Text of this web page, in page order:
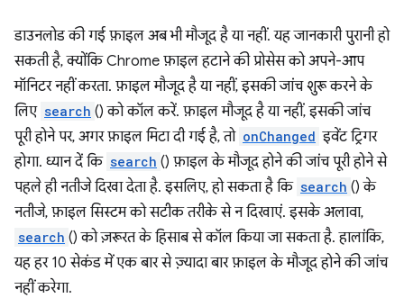
डाउनलोड की गई फ़ाइल अब भी मौजूद है या नहीं. यह जानकारी पुरानी हो
सकती है, क्योंकि Chrome फ़ाइल हटाने की प्रोसेस को अपने-आप
मॉनिटर नहीं करता. फ़ाइल मौजूद है या नहीं, इसकी जांच शुरू करने के
लिए search () को कॉल करें. फ़ाइल मौजूद है या नहीं, इसकी जांच
पूरी होने पर, अगर फ़ाइल मिटा दी गई है, तो onChanged इवेंट ट्रिगर
होगा. ध्यान दें कि search () फ़ाइल के मौजूद होने की जांच पूरी होने से
पहले ही नतीजे दिखा देता है. इसलिए, हो सकता है कि search () के
नतीजे, फ़ाइल सिस्टम को सटीक तरीके से न दिखाएं. इसके अलावा,
search () को ज़रूरत के हिसाब से कॉल किया जा सकता है. हालांकि,
यह हर 10 सेकंड में एक बार से ज़्यादा बार फ़ाइल के मौजूद होने की जांच
नहीं करेगा.